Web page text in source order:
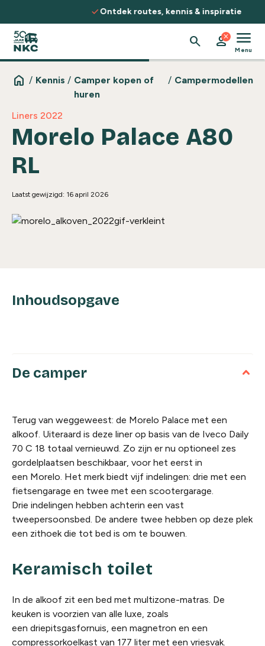
Ontdek routes, kennis & inspiratie
search person
close menu
Menu
home / Kennis / Camper kopen of
huren
/ Campermodellen
Liners 2022
Morelo Palace A80
RL
Laatst gewijzigd: 16 april 2026
Inhoudsopgave
De camper
Terug van weggeweest: de Morelo Palace met een
alkoof. Uiteraard is deze liner op basis van de Iveco Daily
70 C 18 totaal vernieuwd. Zo zijn er nu optioneel zes
gordelplaatsen beschikbaar, voor het eerst in
een Morelo. Het merk biedt vijf indelingen: drie met een
fietsengarage en twee met een scootergarage.
Drie indelingen hebben achterin een vast
tweepersoonsbed. De andere twee hebben op deze plek
een zithoek die tot bed is om te bouwen.
Keramisch toilet
In de alkoof zit een bed met multizone-matras. De
keuken is voorzien van alle luxe, zoals
een driepitsgasfornuis, een magnetron en een
compressorkoelkast van 177 liter met een vriesvak.